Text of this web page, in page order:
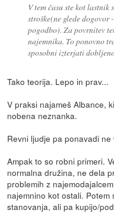
V tem času ste kot lastnik
stroške(ne glede dogovor
pogodbo). Za povrnitev
najemnika. To ponovno
sposobni izterjati
Tako teorija. Lepo in prav...
V praksi najameš Albance,
nobena neznanka.
Revni ljudje pa ponavadi
Ampak to so robni primeri.
normalna družina, ne dela
problemih z
najemnino kot ostali.
stanovanja, ali pa kupijo/